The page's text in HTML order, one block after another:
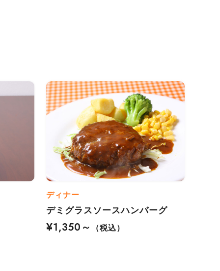
ディナー
デミグラスソースハンバーグ
¥1,350～
（税込）